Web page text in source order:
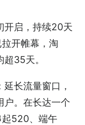
开启，持续20天
开帷幕，淘
35天。
长流量窗口，
户。在长达一个
起520、端午